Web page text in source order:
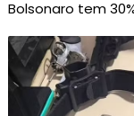
Bolsonaro tem